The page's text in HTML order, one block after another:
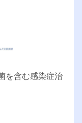
を含む感染症治